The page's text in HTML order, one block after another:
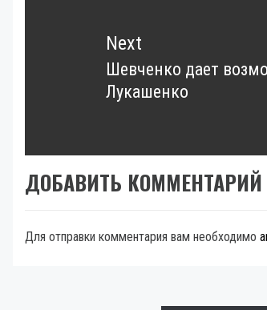
Next
Next
post:
Шевченко дает
Лукашенко
ДОБАВИТЬ КОММЕНТАРИЙ
Для отправки комментария вам необходимо